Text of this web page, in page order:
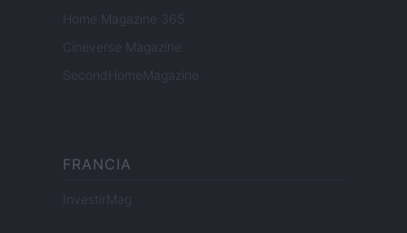
Home Magazine 365
Cineverse Magazine
SecondHomeMagazine
FRANCIA
InvestirMag